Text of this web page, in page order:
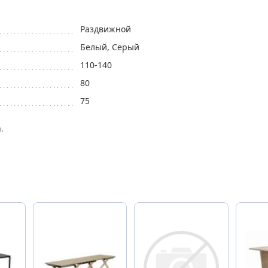
Pаздвижной
Белый, Серый
110-140
80
75